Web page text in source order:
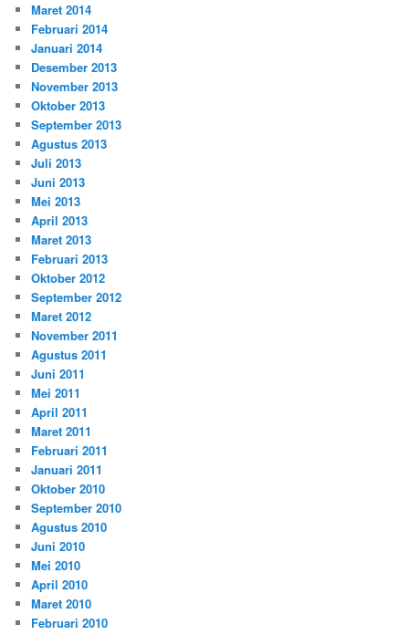
Maret 2014
Februari 2014
Januari 2014
Desember 2013
November 2013
Oktober 2013
September 2013
Agustus 2013
Juli 2013
Juni 2013
Mei 2013
April 2013
Maret 2013
Februari 2013
Oktober 2012
September 2012
Maret 2012
November 2011
Agustus 2011
Juni 2011
Mei 2011
April 2011
Maret 2011
Februari 2011
Januari 2011
Oktober 2010
September 2010
Agustus 2010
Juni 2010
Mei 2010
April 2010
Maret 2010
Februari 2010